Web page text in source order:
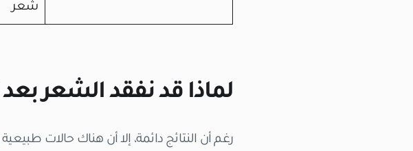
شعر
لماذا قد نفقد الشعر
رغم أن النتائج دائمة، إلا أن هناك حالات